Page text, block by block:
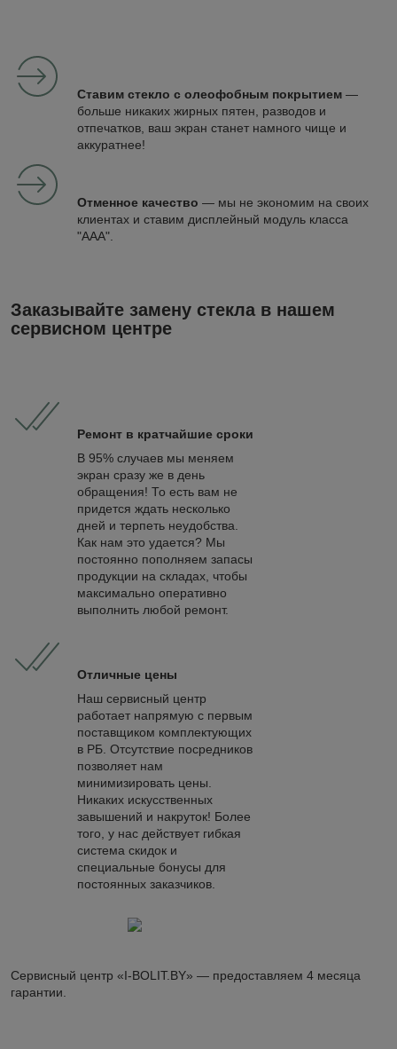
Ставим стекло с олеофобным покрытием —
больше никаких жирных пятен, разводов и
отпечатков, ваш экран станет намного чище и
аккуратнее!
Отменное качество — мы не экономим на своих
клиентах и ставим дисплейный модуль класса
"ААА".
Заказывайте замену стекла в нашем
сервисном центре
Ремонт в кратчайшие сроки
В 95% случаев мы меняем
экран сразу же в день
обращения! То есть вам не
придется ждать несколько
дней и терпеть неудобства.
Как нам это удается? Мы
постоянно пополняем запасы
продукции на складах, чтобы
максимально оперативно
выполнить любой ремонт.
Отличные цены
Наш сервисный центр
работает напрямую с первым
поставщиком комплектующих
в РБ. Отсутствие посредников
позволяет нам
минимизировать цены.
Никаких искусственных
завышений и накруток! Более
того, у нас действует гибкая
система скидок и
специальные бонусы для
постоянных заказчиков.
Сервисный центр «I-BOLIT.BY» — предоставляем 4 месяца
гарантии.